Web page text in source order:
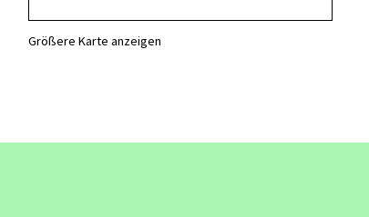
Größere Karte anzeigen